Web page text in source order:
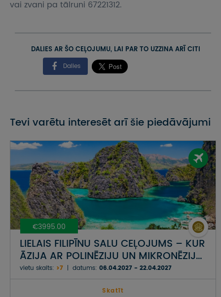
vai zvani pa tālruni 67221312.
DALIES AR ŠO CEĻOJUMU, LAI PAR TO UZZINA ARĪ CITI
Dalies
Tevi varētu interesēt arī šie piedāvājumi
€3995.00
LIELAIS FILIPĪNU SALU CEĻOJUMS – KUR
ĀZIJA AR POLINĒZIJU UN MIKRONĒZIJU
TIEKAS
vietu skaits: >7 datums: 06.04.2027 - 22.04.2027
Skatīt